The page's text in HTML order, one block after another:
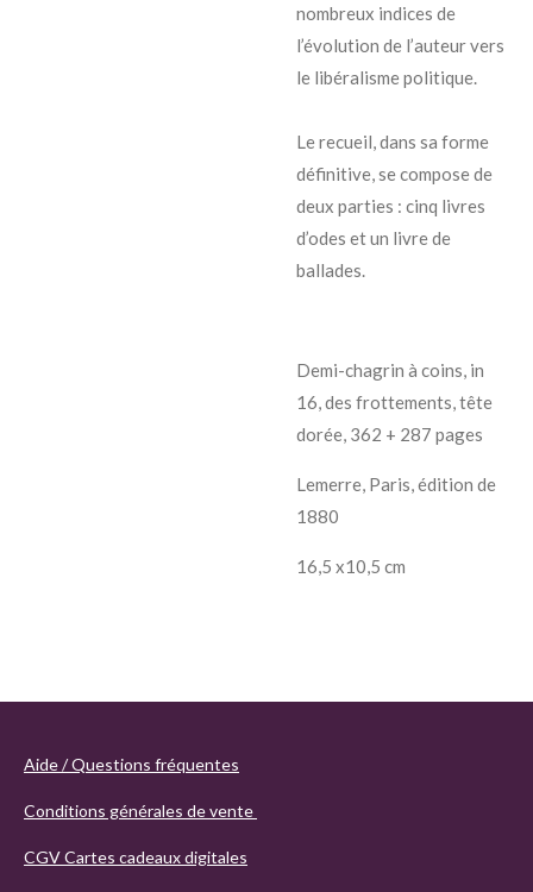
nombreux indices de
l’évolution de l’auteur vers
le libéralisme politique.
Le recueil, dans sa forme
définitive, se compose de
deux parties : cinq livres
d’odes et un livre de
ballades.
Demi-chagrin à coins, in
16, des frottements, tête
dorée, 362 + 287 pages
Lemerre, Paris, édition de
1880
16,5 x10,5 cm
Aide / Questions fréquentes
Conditions générales de vente
CGV Cartes cadeaux digitales